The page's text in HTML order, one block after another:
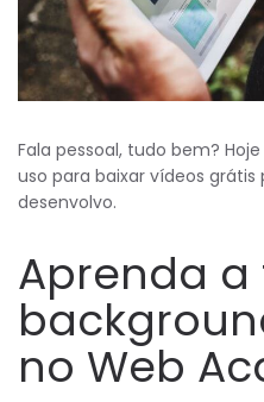
Fala pessoal, tudo bem?
uso para baixar vídeos grátis
desenvolvo.
Aprenda a
no Web